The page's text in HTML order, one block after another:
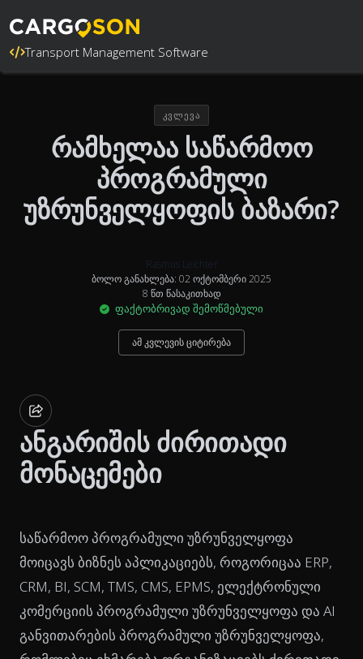
Transport Management Software
ᲙᲕᲚᲔᲕᲐ
რამხელაა საწარმოო
პროგრამული
უზრუნველყოფის ბაზარი?
Rasmus Leichter
ბოლო განახლება: 02 ოქტომბერი 2025
8 წთ წასაკითხად
ფაქტობრივად შემოწმებული
ამ კვლევის ციტირება
ანგარიშის ძირითადი
მონაცემები
საწარმოო პროგრამული უზრუნველყოფა
მოიცავს ბიზნეს აპლიკაციებს, როგორიცაა ERP,
CRM, BI, SCM, TMS, CMS, EPMS, ელექტრონული
კომერციის პროგრამული უზრუნველყოფა და AI
განვითარების პროგრამული უზრუნველყოფა,